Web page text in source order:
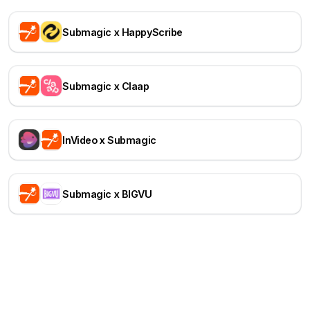
Submagic x HappyScribe
Submagic x Claap
InVideo x Submagic
Submagic x BIGVU